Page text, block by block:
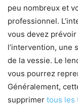
peu nombreux et
professionnel.
vous devez
l’intervention, une
de la vessie. Le
vous pourrez
Généralement,
supprimer tous les